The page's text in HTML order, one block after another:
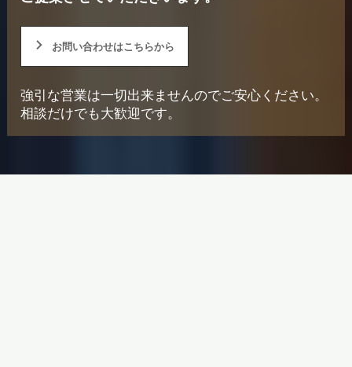
お問い合わせはこちらから
強引な営業は一切出来ませんのでご安心ください。
相談だけでも大歓迎です。